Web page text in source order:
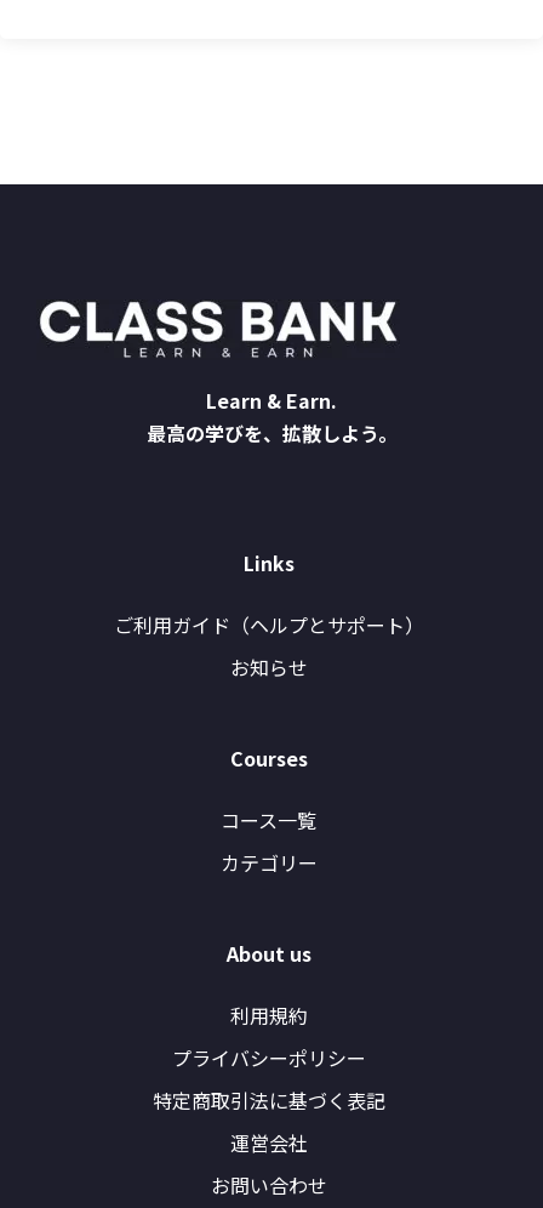
Learn & Earn.
最高の学びを、拡散しよう。
Links
ご利用ガイド（ヘルプとサポート）
お知らせ
Courses
コース一覧
カテゴリー
About us
利用規約
プライバシーポリシー
特定商取引法に基づく表記
運営会社
お問い合わせ